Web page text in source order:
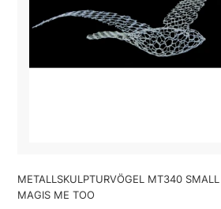
METALLSKULPTURVÖGEL MT340 SMALL
MAGIS ME TOO